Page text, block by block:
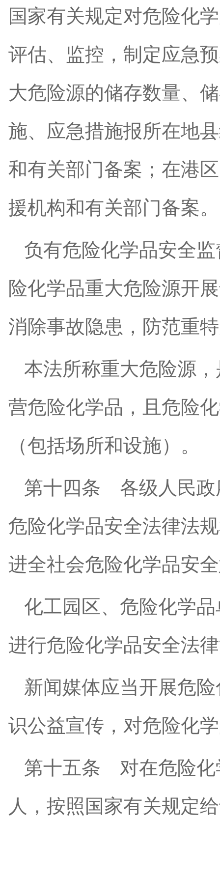
国家有关规定对危险化
评估、监控，制定应急
大危险源的储存数量、
施、应急措施报所在地
和有关部门备案；在港
援机构和有关部门备案。
负有危险化学品安全
险化学品重大危险源开
消除事故隐患，防范重
本法所称重大危险源
营危险化学品，且危险
（包括场所和设施）。
第十四条 各级人民政
危险化学品安全法律法
进全社会危险化学品安
化工园区、危险化学
进行危险化学品安全法
新闻媒体应当开展危
识公益宣传，对危险化
第十五条 对在危险化
人，按照国家有关规定